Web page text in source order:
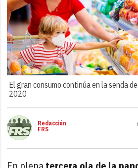
El gran consumo continúa en la senda
2020
Redacción
FRS